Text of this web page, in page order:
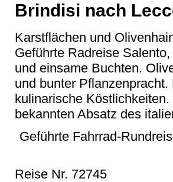
Brindisi nach
Karstflächen und
Geführte Radreise
und einsame Buchten.
und bunter
kulinarische
bekannten Absatz des
Geführte Fahrrad-
Reise Nr. 72745